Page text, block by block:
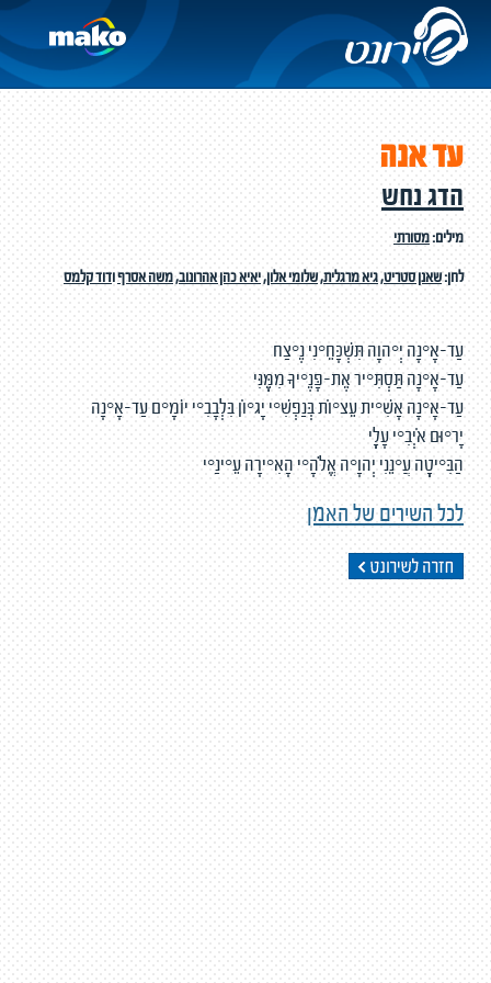
עד אנה
הדג נחש
מילים:מסורתי
לחן:שאנן סטריט,גיא מרגלית,שלומי אלון,יאיא כהן אהרונוב,משה אסרףודוד קלמס
עַד-אָ֣נָה יְ֭הוָה תִּשְׁכָּחֵ֣נִי נֶ֑צַח
עַד-אָ֓נָה תַּסְתִּ֖יר אֶת-פָּנֶ֣יךָ מִמֶּֽנִּי
עַד-אָ֨נָה אָשִׁ֪ית עֵצ֡וֹת בְּנַפְשִׁ֗י יָג֣וֹן בִּלְבָבִ֣י יוֹמָ֑ם עַד-אָ֓נָה
יָר֖וּם אֹיְבִ֣י עָלָֽי
הַבִּ֣יטָֽה עֲ֭נֵנִי יְהוָ֣ה אֱלֹהָ֑י הָאִ֥ירָה עֵ֝ינַ֗י
לכל השירים של האמן